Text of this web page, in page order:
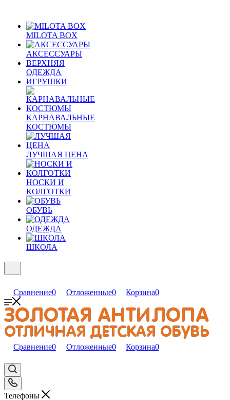
MILOTA BOX
АКСЕССУАРЫ
ВЕРХНЯЯ
ОДЕЖДА
ИГРУШКИ
КАРНАВАЛЬНЫЕ
КОСТЮМЫ
ЛУЧШАЯ ЦЕНА
НОСКИ И
КОЛГОТКИ
ОБУВЬ
ОДЕЖДА
ШКОЛА
Сравнение0 Отложенные0 Корзина0
Сравнение0 Отложенные0 Корзина0
Телефоны